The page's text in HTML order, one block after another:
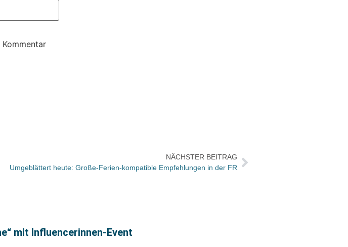
NÄCHSTER BEITRAG
Umgeblättert heute: Große-Ferien-kompatible Empfehlungen in der FR
mit Influencerinnen-Event